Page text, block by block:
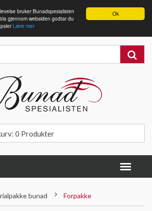
Ok
bruker Bunadspesialisten
gjennom websiden godtar du
Lære mer
0 Produkter
bunad Forpakke